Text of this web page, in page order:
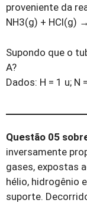
proveniente da
NH3(g) + HCl(g) →
Supondo que o
A?
Dados: H = 1 u; N
Questão 05
inversamente
gases, expostas
hélio, hidrogênio
suporte.